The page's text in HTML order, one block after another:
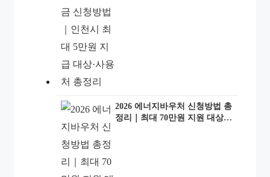
2026 에너지바우처 신청방법 총
정리｜최대 70만원 지원 대상·